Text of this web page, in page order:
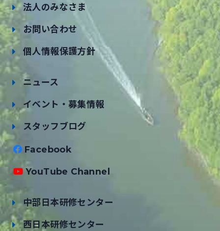
法人のみなさま
お問い合わせ
個人情報保護方針
ニュース
イベント・募集情報
スタッフブログ
Facebook
YouTube Channel
中部日本研修センター
西日本研修センター